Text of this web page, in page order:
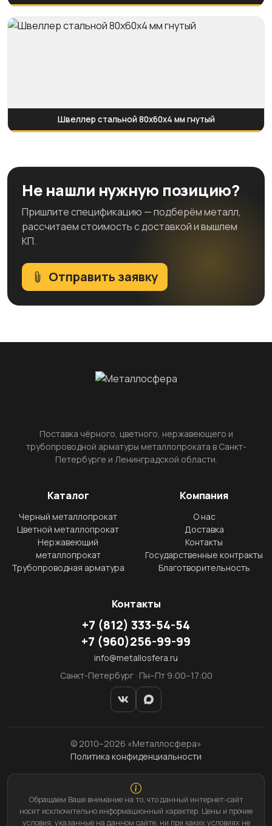
Швеллер стальной 80x60x4 мм гнутый
Не нашли нужную позицию?
Пришлите спецификацию — подберём металл,
рассчитаем стоимость с доставкой и вышлем
КП.
Отправить заявку
Поставка чёрного, цветного, нержавеющего и
трубопроводной арматуры металлопроката в Санкт-
Петербурге и Ленинградской области.
Каталог
Черный металлопрокат
Цветной металлопрокат
Нержавеющий
металлопрокат
Трубопроводная арматура
Компания
О нас
Доставка
Контакты
Государственные контракты
Благотворительность
Контакты
+7 (812) 333-54-54
+7 (960)256-99-99
info@metallosfera.ru
Санкт-Петербург · Пн–Пт 9:00–17:00
© 2010–2026 «Металлосфера»
Политика конфиденциальности
Обращаем Ваше внимание на то, что данный интернет-сайт
носит исключительно информационный характер. Цены и прочие
условия, указанные на данном сайте, ни при каких условиях не